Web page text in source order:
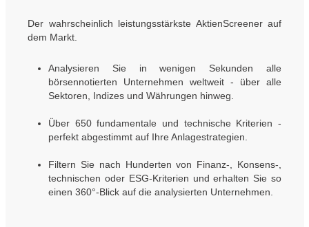
Der wahrscheinlich leistungsstärkste AktienScreener auf
dem Markt.
Analysieren Sie in wenigen Sekunden alle
börsennotierten Unternehmen weltweit - über alle
Sektoren, Indizes und Währungen hinweg.
Über 650 fundamentale und technische Kriterien -
perfekt abgestimmt auf Ihre Anlagestrategien.
Filtern Sie nach Hunderten von Finanz-, Konsens-,
technischen oder ESG-Kriterien und erhalten Sie so
einen 360°-Blick auf die analysierten Unternehmen.